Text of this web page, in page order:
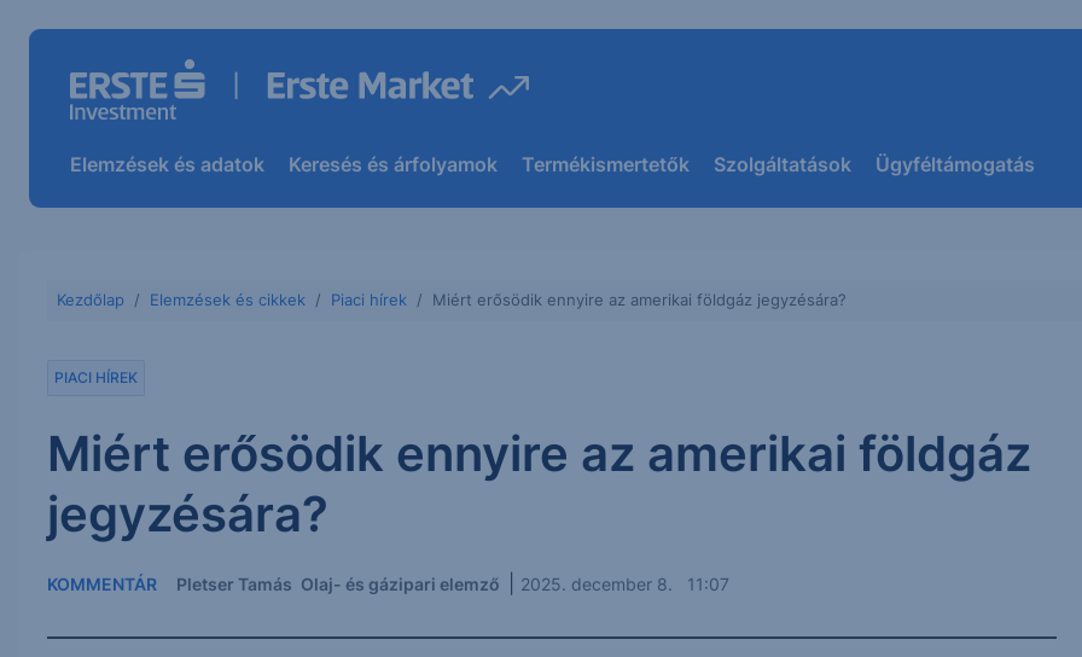
Elemzések és adatok Keresés és árfolyamok Termékismertetők Szolgáltatások Ügyféltámogatás
Kezdőlap Elemzések és cikkek Piaci hírek Miért erősödik ennyire az amerikai földgáz jegyzésára?
PIACI HÍREK
Miért erősödik ennyire az amerikai földgáz
jegyzésára?
KOMMENTÁR Pletser Tamás Olaj- és gázipari elemző 2025. december 8. 11:07